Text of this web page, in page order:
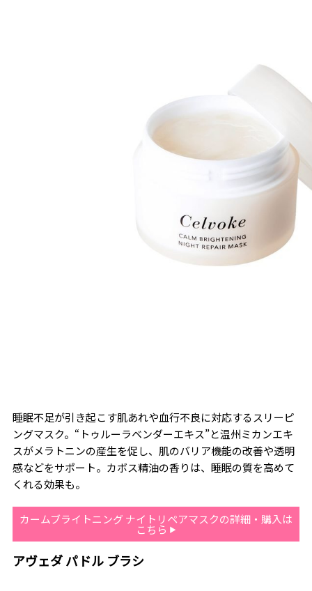
睡眠不足が引き起こす肌あれや血行不良に対応するスリーピ
ングマスク。“トゥルーラベンダーエキス”と温州ミカンエキ
スがメラトニンの産生を促し、肌のバリア機能の改善や透明
感などをサポート。カボス精油の香りは、睡眠の質を高めて
くれる効果も。
カームブライトニング ナイトリペアマスクの詳細・購入は
こちら
アヴェダ パドル ブラシ